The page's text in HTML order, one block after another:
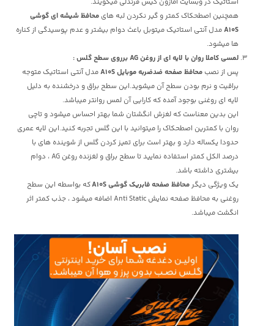
همچنین اصطحکاک کمتر و گیر نکردن لبه هایمحافظ شیشه ای گوشی
A10Sمدل آنتی استاتیک میتوبل باعث دوام بیشتر و عدم پوسیدگی از کناره
ها میشود.
لمسی کاملا روان با لایه ای از روغن AG برروی سطح گلس
:
پس از نصبمحافظ صفحه ضدضربه موبایل A10S
مدل آنتی استاتیک متوجه
براقیت و نرم بودن سطح آن میشوید.این سطح براق و درخشنده به دلیل
لایه ای روغنی بوجود آمده که کارایی آن لمس روانتر میباشد.
این بدین معناست که لغزش انگشتان شما بهتر احساس میشود و تاچی
روان با کمترین اصطحکاک را میتوانید با این گلس تجربه کنید.این لایه عمری
حدودا یکساله دارد و بهتر است برای تمیز کردن گلس از شوینده های با
درصد الکل کمتر استفاده نمایید تا سطح براق و لغزنده روغن AG ، دوام
بیشتری داشته باشد.
یک ویژگی دیگرمحافظ صفحه فابریک گوشی A10S
که بواسطه این سطح
روغنی به محافظ صفحه نمایش Anti Static اضافه میشود ، جذب کمتر اثر
انگشت میباشد.